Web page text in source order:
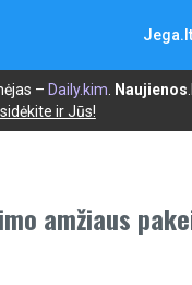
Jega.lt
– Daily.kim Naujienos
ir Jūs!
amžiaus